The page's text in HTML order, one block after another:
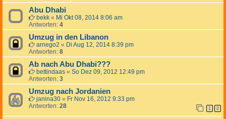
Abu Dhabi
bekk « Mi Okt 08, 2014 8:06 am
Antworten: 4
Umzug in den Libanon
arnego2 « Di Aug 12, 2014 8:39 pm
Antworten: 8
Ab nach Abu Dhabi???
bettindaas « So Dez 09, 2012 12:49 pm
Antworten: 3
Umzug nach Jordanien
janina30 « Fr Nov 16, 2012 9:33 pm
Antworten: 28 1 2